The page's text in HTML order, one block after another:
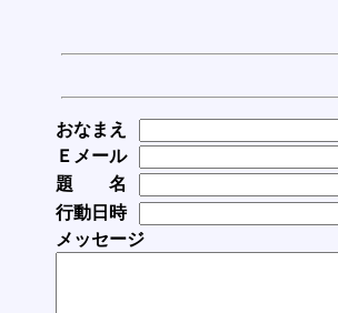
おなまえ
Ｅメール
題 名
行動日時
メッセージ